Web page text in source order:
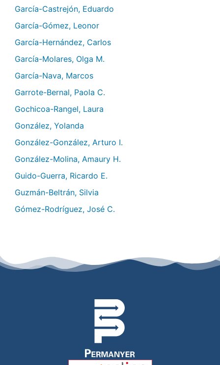
García-Castrejón, Eduardo
García-Gómez, Leonor
García-Hernández, Carlos
García-Molares, Olga M.
García-Nava, Marcos
Garrote-Bernal, Paola C.
Gochicoa-Rangel, Laura
González, Yolanda
González-González, Arturo I.
González-Molina, Amaury H.
Guido-Guerra, Ricardo E.
Guzmán-Beltrán, Silvia
Gómez-Rodríguez, José C.